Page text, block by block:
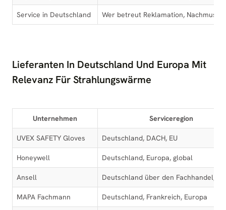
Service in Deutschland Wer betreut Reklamation,
Lieferanten In Deutschland Und Europa Mit
Relevanz Für Strahlungswärme
Unternehmen Serviceregion
UVEX SAFETY Gloves Deutschland, DACH, EU
Honeywell Deutschland, Europa, global
Ansell Deutschland über den Fachhandel,
MAPA Fachmann Deutschland, Frankreich, Europa